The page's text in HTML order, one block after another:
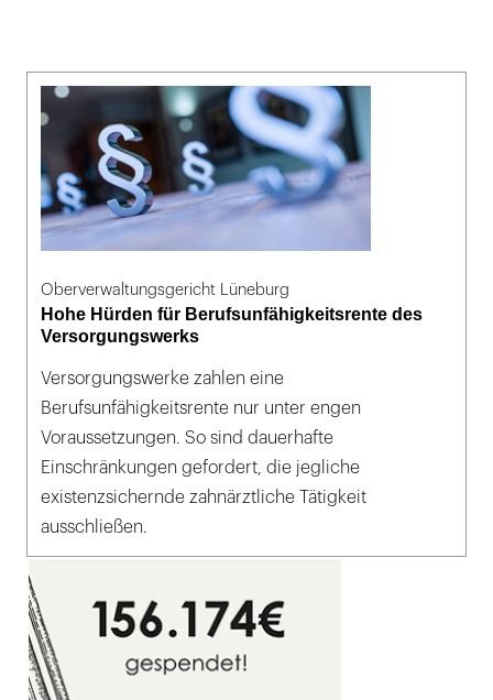
Oberverwaltungsgericht Lüneburg
Hohe Hürden für Berufsunfähigkeitsrente des
Versorgungswerks
Versorgungswerke zahlen eine
Berufsunfähigkeitsrente nur unter engen
Voraussetzungen. So sind dauerhafte
Einschränkungen gefordert, die jegliche
existenzsichernde zahnärztliche Tätigkeit
ausschließen.